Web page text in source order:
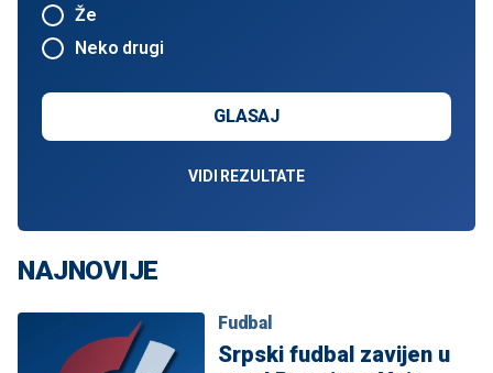
Že
Neko drugi
GLASAJ
VIDI REZULTATE
NAJNOVIJE
Fudbal
Srpski fudbal zavijen u